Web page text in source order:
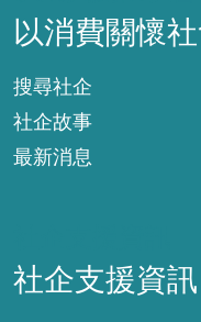
以消費關懷
搜尋社企
社企故事
最新消息
社企支援資訊